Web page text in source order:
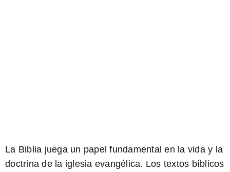
La Biblia juega un papel fundamental en la vida y la
doctrina de la iglesia evangélica. Los textos bíblicos